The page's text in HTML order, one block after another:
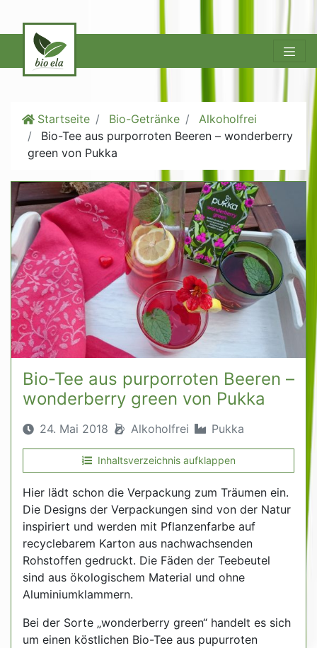
Startseite Bio-Getränke
Alkoholfrei
Bio-Tee aus purporroten Beeren – wonderberry
green von Pukka
Bio-Tee aus purporroten Beeren –
wonderberry green von Pukka
24. Mai 2018 Alkoholfrei Pukka
Inhaltsverzeichnis aufklappen
Hier lädt schon die Verpackung zum Träumen ein.
Die Designs der Verpackungen sind von der Natur
inspiriert und werden mit Pflanzenfarbe auf
recyclebarem Karton aus nachwachsenden
Rohstoffen gedruckt. Die Fäden der Teebeutel
sind aus ökologischem Material und ohne
Aluminiumklammern.
Bei der Sorte „wonderberry green“ handelt es sich
um einen köstlichen Bio-Tee aus pupurroten